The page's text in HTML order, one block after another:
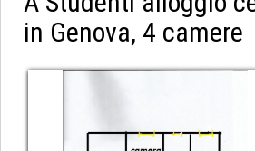
in Genova, 4 camere